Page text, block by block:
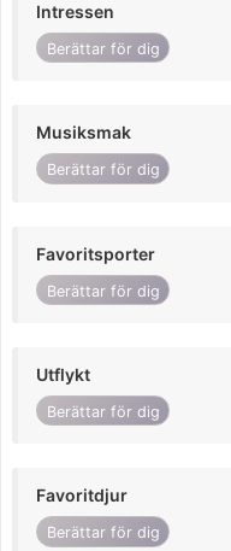
Intressen
Berättar för dig
Musiksmak
Berättar för dig
Favoritsporter
Berättar för dig
Utflykt
Berättar för dig
Favoritdjur
Berättar för dig